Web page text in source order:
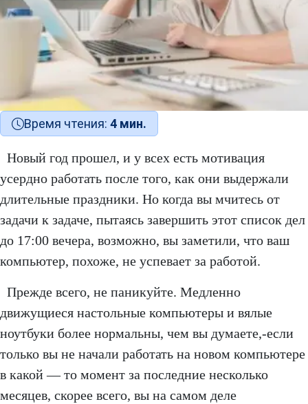
Время чтения: 4 мин.
Новый год прошел, и у всех есть мотивация
усердно работать после того, как они выдержали
длительные праздники. Но когда вы мчитесь от
задачи к задаче, пытаясь завершить этот список дел
до 17:00 вечера, возможно, вы заметили, что ваш
компьютер, похоже, не успевает за работой.
Прежде всего, не паникуйте. Медленно
движущиеся настольные компьютеры и вялые
ноутбуки более нормальны, чем вы думаете,-если
только вы не начали работать на новом компьютере
в какой — то момент за последние несколько
месяцев, скорее всего, вы на самом деле